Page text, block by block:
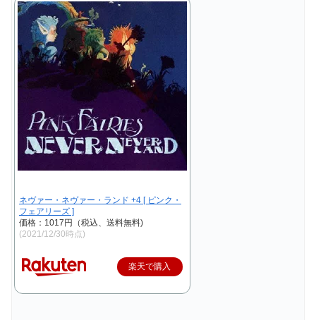
ネヴァー・ネヴァー・ランド +4 [ ピンク・
フェアリーズ ]
価格：1017円（税込、送料無料)
(2021/12/30時点)
楽天で購入